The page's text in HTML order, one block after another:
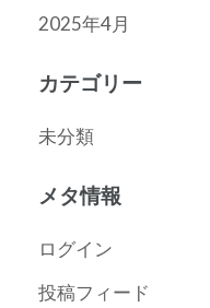
2025年4月
カテゴリー
未分類
メタ情報
ログイン
投稿フィード